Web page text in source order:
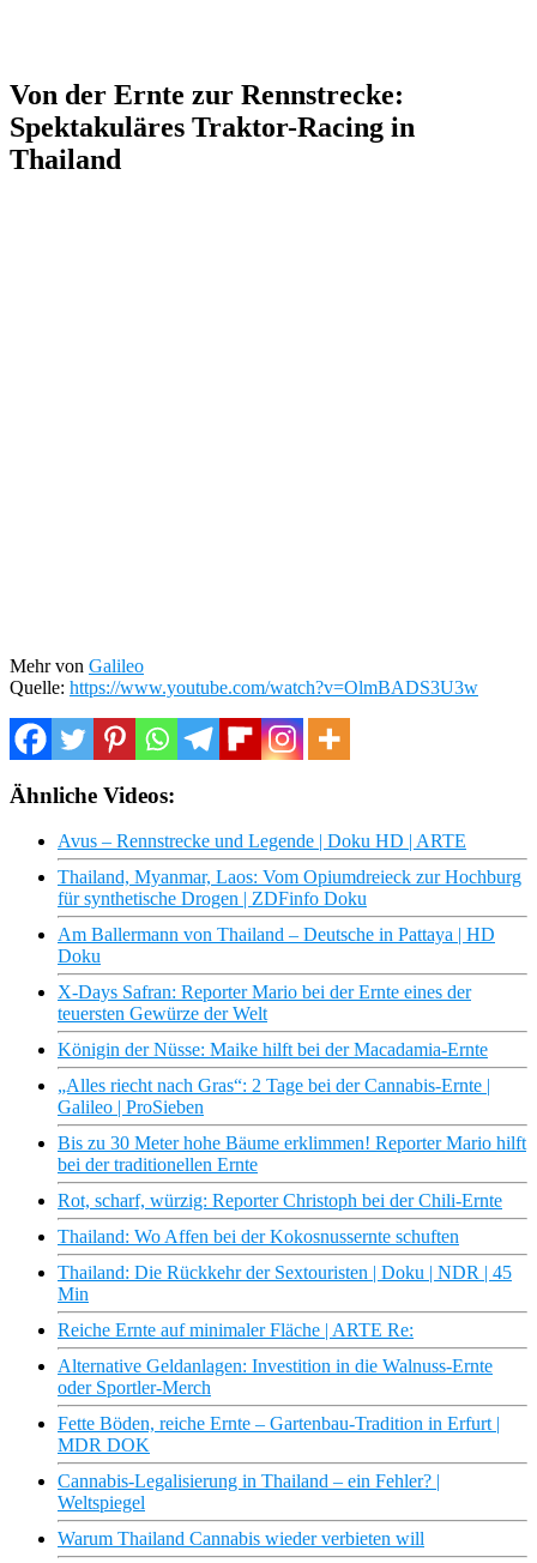
Von der Ernte zur Rennstrecke:
Spektakuläres Traktor-Racing in
Thailand
Mehr von Galileo
Quelle: https://www.youtube.com/watch?v=OlmBADS3U3w
Ähnliche Videos:
Avus – Rennstrecke und Legende | Doku HD | ARTE
Thailand, Myanmar, Laos: Vom Opiumdreieck zur Hochburg
für synthetische Drogen | ZDFinfo Doku
Am Ballermann von Thailand – Deutsche in Pattaya | HD
Doku
X-Days Safran: Reporter Mario bei der Ernte eines der
teuersten Gewürze der Welt
Königin der Nüsse: Maike hilft bei der Macadamia-Ernte
„Alles riecht nach Gras“: 2 Tage bei der Cannabis-Ernte |
Galileo | ProSieben
Bis zu 30 Meter hohe Bäume erklimmen! Reporter Mario hilft
bei der traditionellen Ernte
Rot, scharf, würzig: Reporter Christoph bei der Chili-Ernte
Thailand: Wo Affen bei der Kokosnussernte schuften
Thailand: Die Rückkehr der Sextouristen | Doku | NDR | 45
Min
Reiche Ernte auf minimaler Fläche | ARTE Re:
Alternative Geldanlagen: Investition in die Walnuss-Ernte
oder Sportler-Merch
Fette Böden, reiche Ernte – Gartenbau-Tradition in Erfurt |
MDR DOK
Cannabis-Legalisierung in Thailand – ein Fehler? |
Weltspiegel
Warum Thailand Cannabis wieder verbieten will